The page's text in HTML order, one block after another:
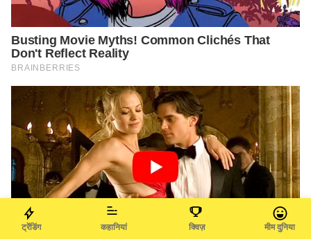
ट्रेंडिंग कहानियां क्विज़ मीम दुनिया